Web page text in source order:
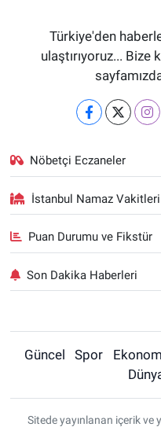
Türkiye'den
ulaştırıyoruz...
Nöbetçi Eczaneler
İstanbul Namaz Vakitleri
Puan Durumu ve Fikstür
Son Dakika Haberleri
Güncel Spor
Sitede yayınlanan içerik